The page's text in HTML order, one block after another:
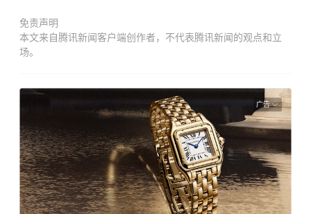
免责声明
本文来自腾讯新闻客户端创作者，不代表腾讯新闻的观点和立
场。
广告